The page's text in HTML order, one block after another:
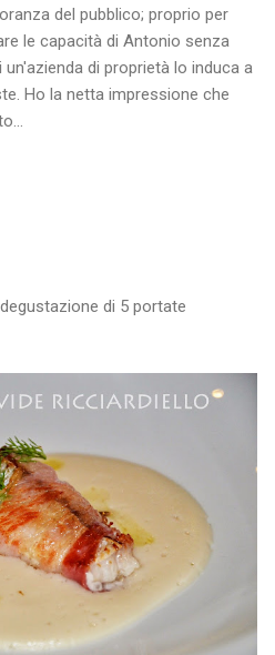
del pubblico; proprio per
le capacità di Antonio senza
di proprietà lo induca a
Ho la netta impressione che
di 5 portate